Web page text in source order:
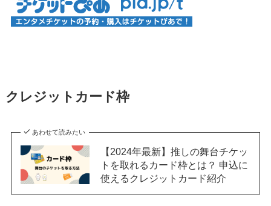
クレジットカード枠
あわせて読みたい
【2024年最新】推しの舞台チケッ
トを取れるカード枠とは？ 申込に
使えるクレジットカード紹介